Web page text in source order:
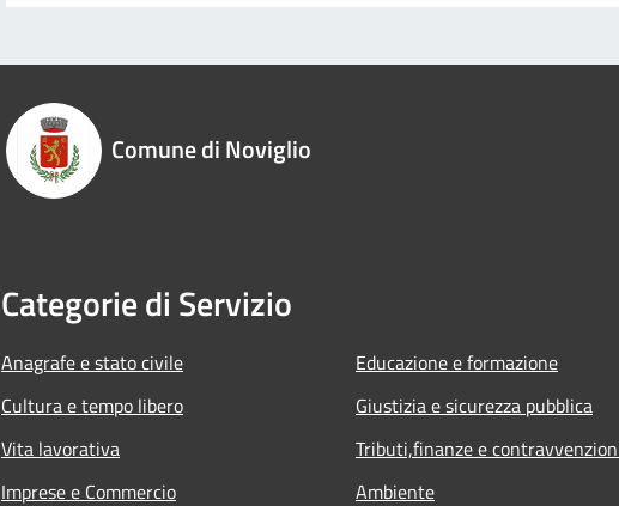
Comune di Noviglio
Categorie di Servizio
Anagrafe e stato civile
Cultura e tempo libero
Vita lavorativa
Imprese e Commercio
Educazione e formazione
Giustizia e sicurezza pubblica
Tributi,finanze e
Ambiente